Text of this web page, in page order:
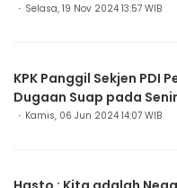
Selasa, 19 Nov 2024 13:57 WIB
KPK Panggil Sekjen PDI
Dugaan Suap pada
Kamis, 06 Jun 2024 14:07 WIB